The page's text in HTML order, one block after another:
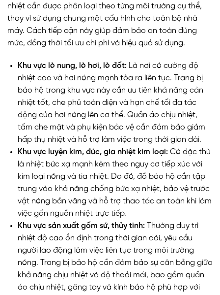
nhiệt cần được phân loại theo từng môi trường cụ thể,
thay vì sử dụng chung một cấu hình cho toàn bộ nhà
máy. Cách tiếp cận này giúp đảm bảo an toàn đúng
mức, đồng thời tối ưu chi phí và hiệu quả sử dụng.
Khu vực lò nung, lò hơi, lò đốt:Là nơi có cường độ
nhiệt cao và hơi nóng mạnh tỏa ra liên tục. Trang bị
bảo hộ trong khu vực này cần ưu tiên khả năng cản
nhiệt tốt, che phủ toàn diện và hạn chế tối đa tác
động của hơi nóng lên cơ thể. Quần áo chịu nhiệt,
tấm che mặt và phụ kiện bảo vệ cần đảm bảo giảm
hấp thụ nhiệt và hỗ trợ làm việc trong thời gian dài.
Khu vực luyện kim, đúc, gia nhiệt kim loại:Có đặc thù
là nhiệt bức xạ mạnh kèm theo nguy cơ tiếp xúc với
kim loại nóng và tia nhiệt. Do đó, đồ bảo hộ cần tập
trung vào khả năng chống bức xạ nhiệt, bảo vệ trước
vật nóng bắn văng và hỗ trợ thao tác an toàn khi làm
việc gần nguồn nhiệt trực tiếp.
Khu vực sản xuất gốm sứ, thủy tinh:Thường duy trì
nhiệt độ cao ổn định trong thời gian dài, yêu cầu
người lao động làm việc liên tục trong môi trường
nóng. Trang bị bảo hộ cần đảm bảo sự cân bằng giữa
khả năng chịu nhiệt và độ thoải mái, bao gồm quần
áo chịu nhiệt, găng tay và kính bảo hộ phù hợp với